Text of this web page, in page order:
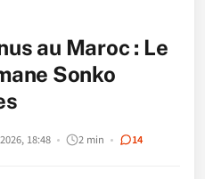
au Maroc : Le
Sonko
18:48 2 min 14